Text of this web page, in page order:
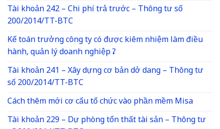
Tài khoản 242 – Chi phí trả trước – Thông tư số
200/2014/TT-BTC
Kế toán trưởng công ty có được kiêm nhiệm làm điều
hành, quản lý doanh nghiệp ?
Tài khoản 241 – Xây dựng cơ bản dở dang – Thông tư
số 200/2014/TT-BTC
Cách thêm mới cơ cấu tổ chức vào phần mềm Misa
Tài khoản 229 – Dự phòng tổn thất tài sản – Thông tư